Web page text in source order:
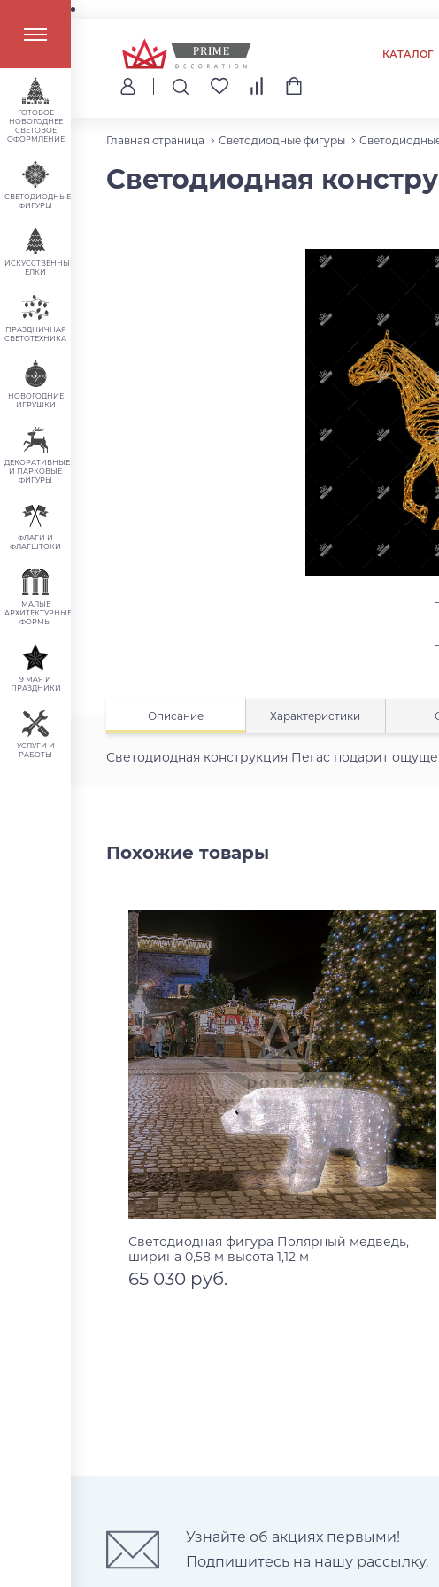
КАТАЛОГ
ГОТОВОЕ
НОВОГОДНЕЕ
СВЕТОВОЕ
ОФОРМЛЕНИЕ
СВЕТОДИОДНЫЕ
ФИГУРЫ
ИСКУССТВЕННЫЕ
ЕЛКИ
ПРАЗДНИЧНАЯ
СВЕТОТЕХНИКА
НОВОГОДНИЕ
ИГРУШКИ
ДЕКОРАТИВНЫЕ
И ПАРКОВЫЕ
ФИГУРЫ
ФЛАГИ И
ФЛАГШТОКИ
МАЛЫЕ
АРХИТЕКТУРНЫЕ
ФОРМЫ
9 МАЯ И
ПРАЗДНИКИ
УСЛУГИ И
РАБОТЫ
Главная страница Светодиодные фигуры
Светодиодная
Описание Характеристики
Светодиодная конструкция Пегас подарит
Похожие товары
Светодиодная фигура Полярный медведь,
ширина 0,58 м высота 1,12 м
65 030 руб.
Узнайте об акциях первыми!
Подпишитесь на нашу рассылку.